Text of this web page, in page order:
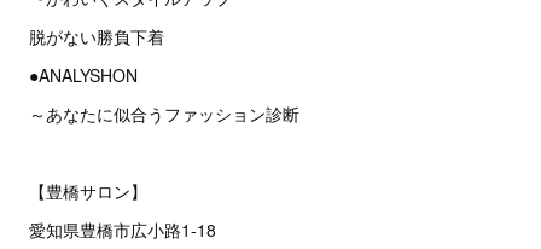
脱がない勝負下着
●ANALYSHON
～あなたに似合うファッション診断
【豊橋サロン】
愛知県豊橋市広小路1-18